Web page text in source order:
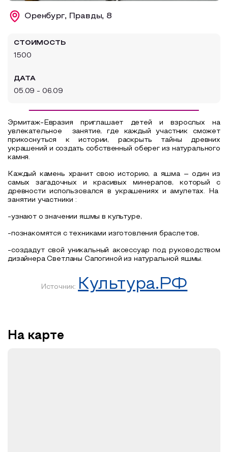
Образовательный туризм
Оренбург, Правды, 8
СТОИМОСТЬ
1500
ДАТА
05.09 - 06.09
Эрмитаж-Евразия приглашает детей и взрослых на
увлекательное занятие, где каждый участник сможет
прикоснуться к истории, раскрыть тайны древних
украшений и создать собственный оберег из натурального
камня.
Каждый камень хранит свою историю, а яшма – один из
самых загадочных и красивых минералов, который с
древности использовался в украшениях и амулетах. На
занятии участники :
-узнают о значении яшмы в культуре,
-познакомятся с техниками изготовления браслетов,
-создадут свой уникальный аксессуар под руководством
дизайнера Светланы Сапогиной из натуральной яшмы.
Источник: Культура.РФ
На карте